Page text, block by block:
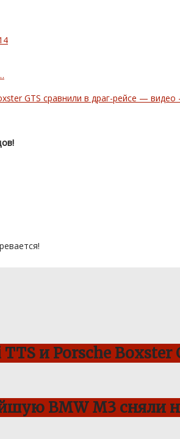
TTS и Porsche
BMW M3